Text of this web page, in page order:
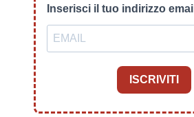
Inserisci il tuo indirizzo email
ISCRIVITI